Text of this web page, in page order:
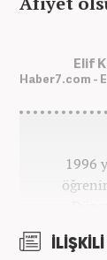
Elif
Haber7.com -
1996